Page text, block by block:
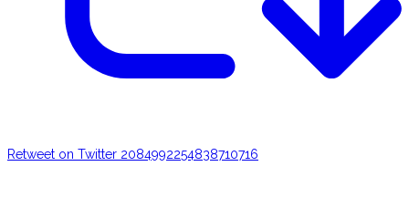
Retweet on Twitter 2084992254838710716